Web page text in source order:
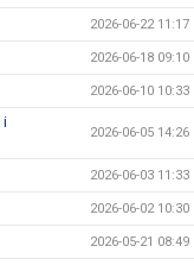
2026-06-22 11:17
2026-06-18 09:10
2026-06-10 10:33
i
2026-06-05 14:26
2026-06-03 11:33
2026-06-02 10:30
2026-05-21 08:49